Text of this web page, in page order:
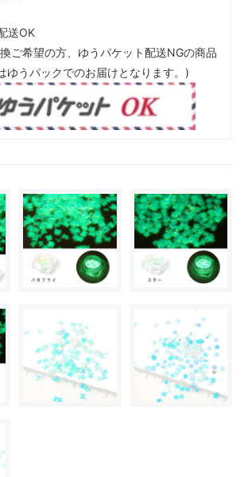
送OK
ご希望の方、ゆうパケット配送NGの商品
ゆうパックでのお届けとなります。)